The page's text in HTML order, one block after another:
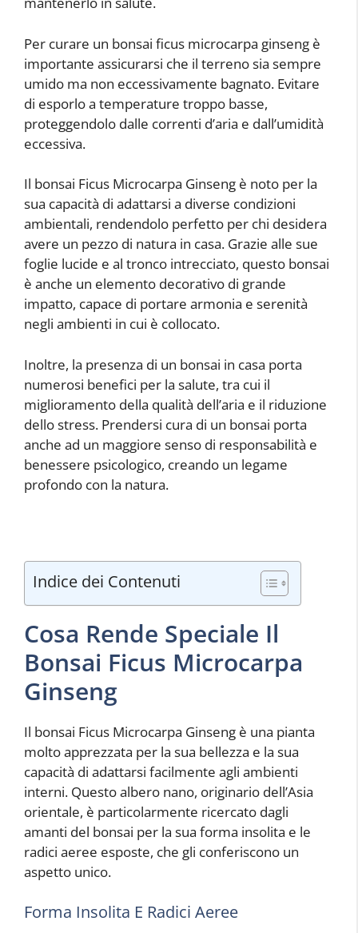
Per curare un bonsai ficus microcarpa ginseng è
importante assicurarsi che il terreno sia sempre
umido ma non eccessivamente bagnato. Evitare
di esporlo a temperature troppo basse,
proteggendolo dalle correnti d’aria e dall’umidità
eccessiva.
Il bonsai Ficus Microcarpa Ginseng è noto per la
sua capacità di adattarsi a diverse condizioni
ambientali, rendendolo perfetto per chi desidera
avere un pezzo di natura in casa. Grazie alle sue
foglie lucide e al tronco intrecciato, questo bonsai
è anche un elemento decorativo di grande
impatto, capace di portare armonia e serenità
negli ambienti in cui è collocato.
Inoltre, la presenza di un bonsai in casa porta
numerosi benefici per la salute, tra cui il
miglioramento della qualità dell’aria e il riduzione
dello stress. Prendersi cura di un bonsai porta
anche ad un maggiore senso di responsabilità e
benessere psicologico, creando un legame
profondo con la natura.
Indice dei Contenuti
Cosa Rende Speciale Il
Bonsai Ficus Microcarpa
Ginseng
Il bonsai Ficus Microcarpa Ginseng è una pianta
molto apprezzata per la sua bellezza e la sua
capacità di adattarsi facilmente agli ambienti
interni. Questo albero nano, originario dell’Asia
orientale, è particolarmente ricercato dagli
amanti del bonsai per la sua forma insolita e le
radici aeree esposte, che gli conferiscono un
aspetto unico.
Forma Insolita E Radici Aeree